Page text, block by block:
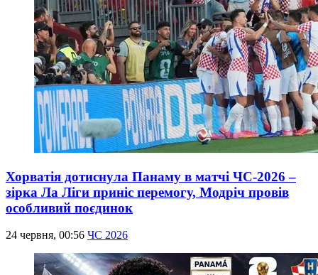
Хорватія дотиснула Панаму в матчі ЧС-2026 –
зірка Ла Ліги приніс перемогу, Модріч провів
особливий поєдинок
24 червня, 00:56 ЧС 2026